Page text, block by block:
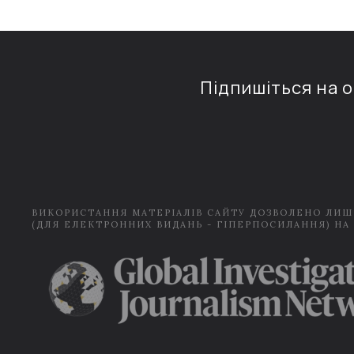
Підпишіться на
ВИКОРИСТАННЯ МАТЕРІАЛІВ САЙТУ ДОЗВОЛЕНО
(ДЛЯ ЕЛЕКТРОННИХ ВИДАНЬ - ГІПЕРПОСИЛАННЯ) НА